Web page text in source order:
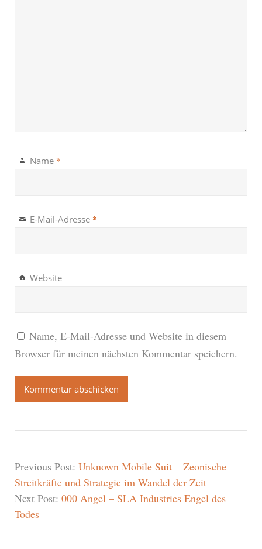
Name *
E-Mail-Adresse *
Website
Name, E-Mail-Adresse und Website in diesem
Browser für meinen nächsten Kommentar speichern.
Previous Post: Unknown Mobile Suit – Zeonische
Streitkräfte und Strategie im Wandel der Zeit
Next Post: 000 Angel – SLA Industries Engel des
Todes